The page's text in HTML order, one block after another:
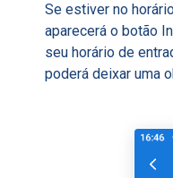
Se estiver no
aparecerá o botão
seu horário de
poderá deixar uma